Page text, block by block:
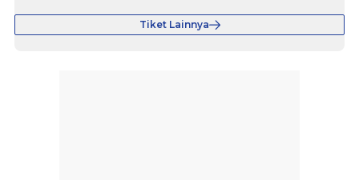
Tiket Lainnya